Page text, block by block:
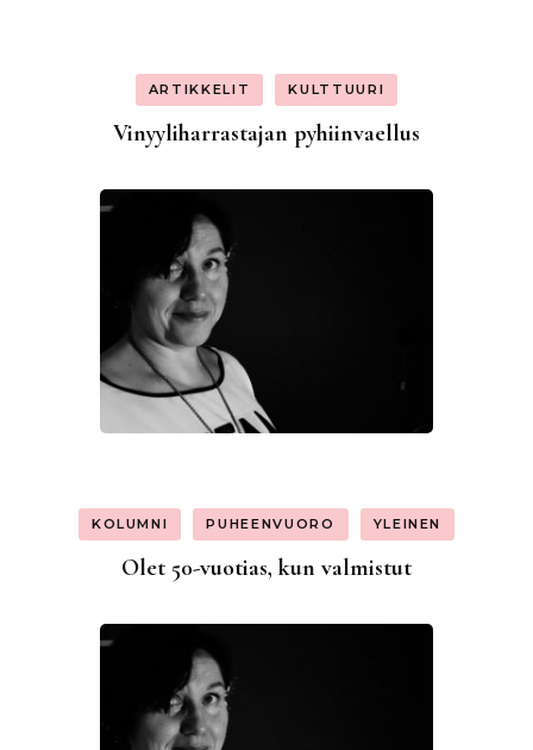
ARTIKKELIT KULTTUURI
Vinyyliharrastajan pyhiinvaellus
KOLUMNI PUHEENVUORO YLEINEN
Olet 50-vuotias, kun valmistut